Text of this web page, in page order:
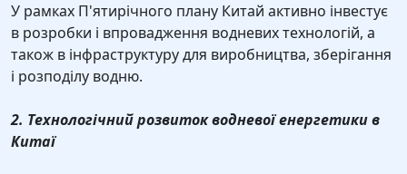
У рамках П'ятирічного плану Китай активно інвестує
в розробки і впровадження водневих технологій, а
також в інфраструктуру для виробництва, зберігання
і розподілу водню.
2. Технологічний розвиток водневої енергетики в
Китаї